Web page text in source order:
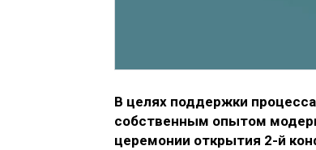
В целях поддержки
собственным опытом
церемонии открытия 2-й